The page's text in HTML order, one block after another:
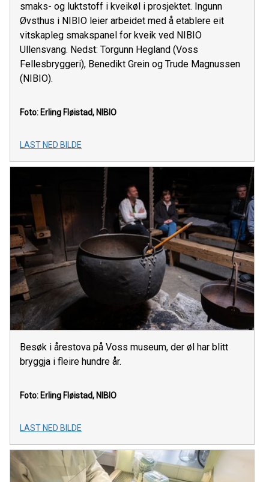
smaks- og luktstoff i kveikøl i prosjektet. Ingunn
Øvsthus i NIBIO leier arbeidet med å etablere eit
vitskapleg smakspanel for kveik ved NIBIO
Ullensvang. Nedst: Torgunn Hegland (Voss
Fellesbryggeri), Benedikt Grein og Trude Magnussen
(NIBIO).
Foto: Erling Fløistad, NIBIO
LAST NED BILDE
Besøk i årestova på Voss museum, der øl har blitt
bryggja i fleire hundre år.
Foto: Erling Fløistad, NIBIO
LAST NED BILDE